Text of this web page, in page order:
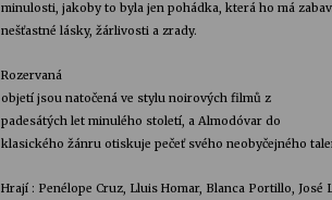
minulosti, jakoby to byla jen pohádka, která ho má
nešťastné lásky, žárlivosti a zrady.
Rozervaná
objetí jsou natočená ve stylu noirovýchfilmů z
padesátých let minulého století, a Almodóvardo
klasického žánru otiskuje pečeť svého neobyčejného
Hrají : Penélope Cruz, LluisHomar, Blanca Portillo, José